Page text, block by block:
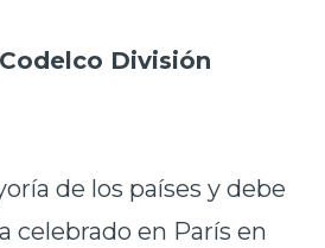
División
de los países y debe
celebrado en París en